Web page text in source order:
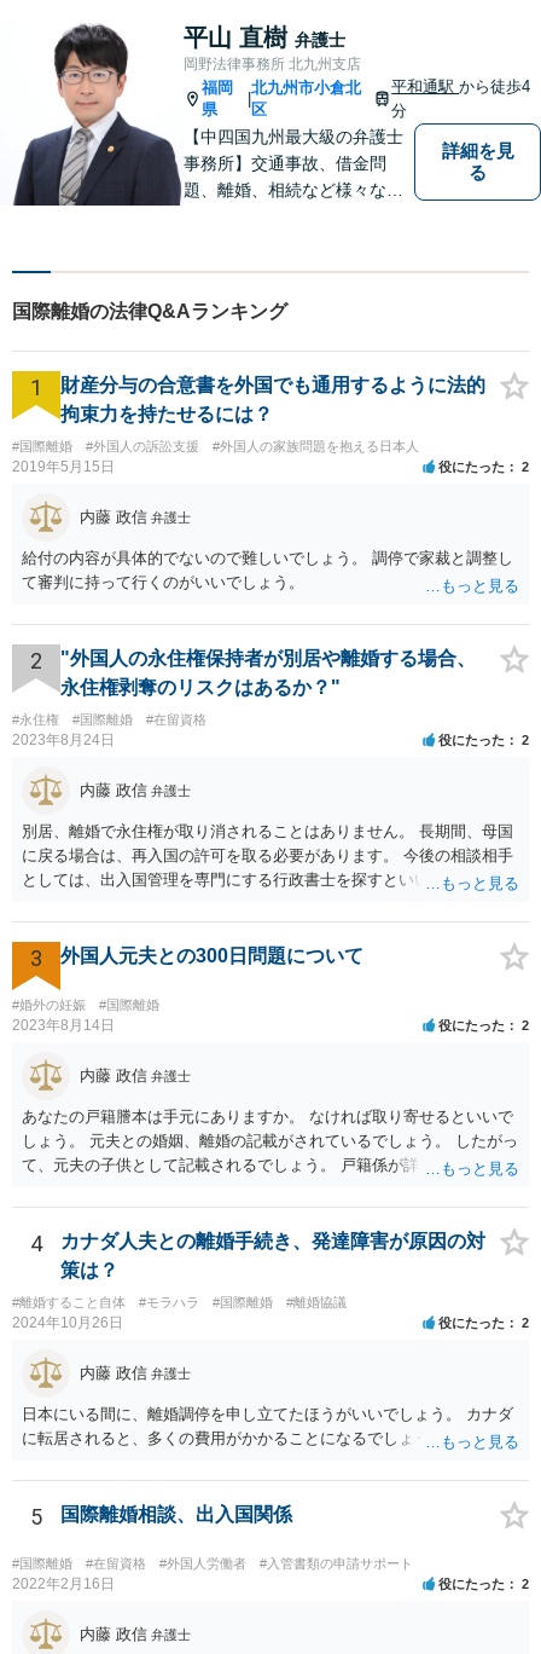
平山 直樹 弁護士
岡野法律事務所 北九州支店
福岡
県
|
北九州市小倉北
区
平和通駅から徒歩4
分
【中四国九州最大級の弁護士
事務所】交通事故、借金問
題、離婚、相続など様々な問
まずはお気軽にご相談くださ
詳細を見
る
国際離婚の法律Q&Aランキング
1
財産分与の合意書を外国でも通用するように法的
拘束力を持たせるには？
#国際離婚 #外国人の訴訟支援 #外国人の家族問題を抱える日本人
2019年5月15日 役にたった 2
内藤 政信 弁護士
給付の内容が具体的でないので難しいでしょう。 調停で家裁と調整し
て審判に持って行くのがいいでしょう。
2
"外国人の永住権保持者が別居や離婚する場合、
永住権剥奪のリスクはあるか？"
#永住権 #国際離婚 #在留資格
2023年8月24日 役にたった 2
内藤 政信 弁護士
別居、離婚で永住権が取り消されることはありません。 長期間、母国
に戻る場合は、再入国の許可を取る必要があります。 今後の相談相手
としては、出入国管理を専門にする行政書士を探すといいでしょう。
3 外国人元夫との300日問題について
#婚外の妊娠 #国際離婚
2023年8月14日 役にたった 2
内藤 政信 弁護士
あなたの戸籍謄本は手元にありますか。 なければ取り寄せるといいで
しょう。 元夫との婚姻、離婚の記載がされているでしょう。 したがっ
て、元夫の子供として記載されるでしょう。 戸籍係が詳しいので問い
4
カナダ人夫との離婚手続き、発達障害が原因の対
策は？
#離婚すること自体 #モラハラ #国際離婚 #離婚協議
2024年10月26日 役にたった 2
内藤 政信 弁護士
日本にいる間に、離婚調停を申し立てたほうがいいでしょう。 カナダ
に転居されると、多くの費用がかかることになるでしょう。
5 国際離婚相談、出入国関係
#国際離婚 #在留資格 #外国人労働者 #入管書類の申請サポート
2022年2月16日 役にたった 2
内藤 政信 弁護士